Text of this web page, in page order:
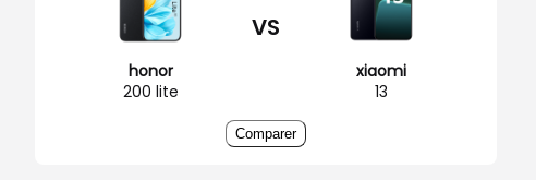
honor
200 lite
VS
xiaomi
13
Comparer